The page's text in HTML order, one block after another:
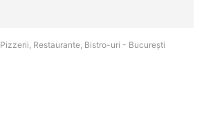
Pizzerii, Restaurante, Bistro-uri - Bucureşti